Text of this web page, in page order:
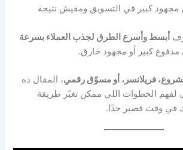
كبير في التسويق ومفيش نتيجة
أبسط وأسرع الطرق لجذب العملاء بسرعة
مدفوع كبير أو مجهود خارق.
فريلانسر، أو مسوّق رقمي، المقال ده
لفهم الخطوات اللي ممكن تغيّر طريقة
في وقت قصير جدًا.